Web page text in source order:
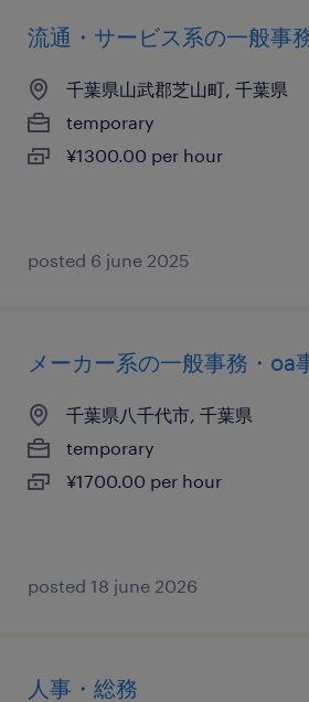
流通・サービス系の一般事
千葉県山武郡芝山町, 千葉県
temporary
¥1300.00 per hour
posted 6 june 2025
メーカー系の一般事務・oa
千葉県八千代市, 千葉県
temporary
¥1700.00 per hour
posted 18 june 2026
人事・総務